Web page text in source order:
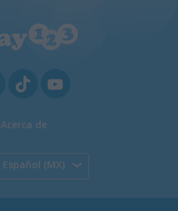
Acerca de
Español (MX)